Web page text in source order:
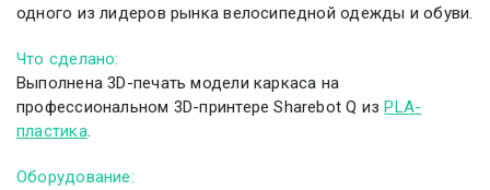
одного из лидеров рынка велосипедной одежды и обуви.
Что сделано:
Выполнена 3D-печать модели каркаса на
профессиональном 3D-принтере Sharebot Q изPLA-
пластика.
Оборудование: